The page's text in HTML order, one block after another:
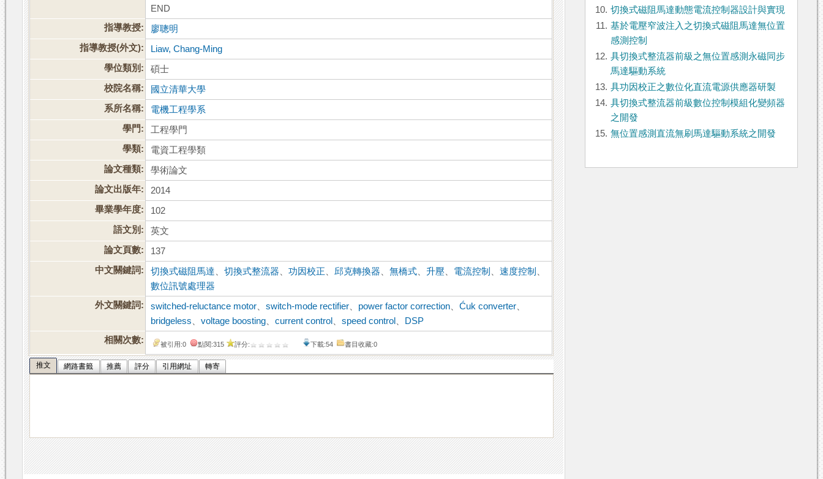
END
指導教授:
廖聰明
指導教授(外文):
Liaw, Chang-Ming
學位類別:
碩士
校院名稱:
國立清華大學
系所名稱:
電機工程學系
學門:
工程學門
學類:
電資工程學類
論文種類:
學術論文
論文出版年:
2014
畢業學年度:
102
語文別:
英文
論文頁數:
137
中文關鍵詞:
切換式磁阻馬達 、切換式整流器 、功因校正 、邱克轉換器 、無橋式 升壓 電流控制 、速度控制
數位訊號處理器
外文關鍵詞:
switched-reluctance motor 、switch-mode rectifier power factor correction 、Ćuk converter
bridgeless 、voltage boosting 、current control 、speed control
DSP
相關次數:
被引用:0 點閱:315 評分: 下載:54 書目收藏:0
推文 網路書籤 推薦 評分 引用網址 轉寄
10. 切換式磁阻馬達動態電流控制器設計與實現
11. 基於電壓窄波注入之切換式磁阻馬達無位置
感測控制
12. 具切換式整流器前級之無位置感測永磁同步
馬達驅動系統
13. 具功因校正之數位化直流電源供應器研製
14. 具切換式整流器前級數位控制模組化變頻器
之開發
15. 無位置感測直流無刷馬達驅動系統之開發